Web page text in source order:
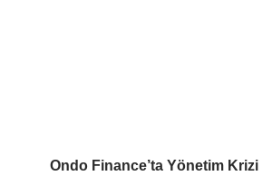
Ondo Finance’ta Yönetim Krizi